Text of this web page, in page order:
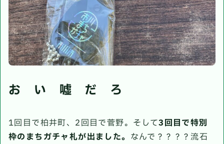
お い 嘘 だ ろ
1回目で柏井町、2回目で菅野。そして3回目で特別
枠のまちガチャ札が出ました。 なんで？？？？流石